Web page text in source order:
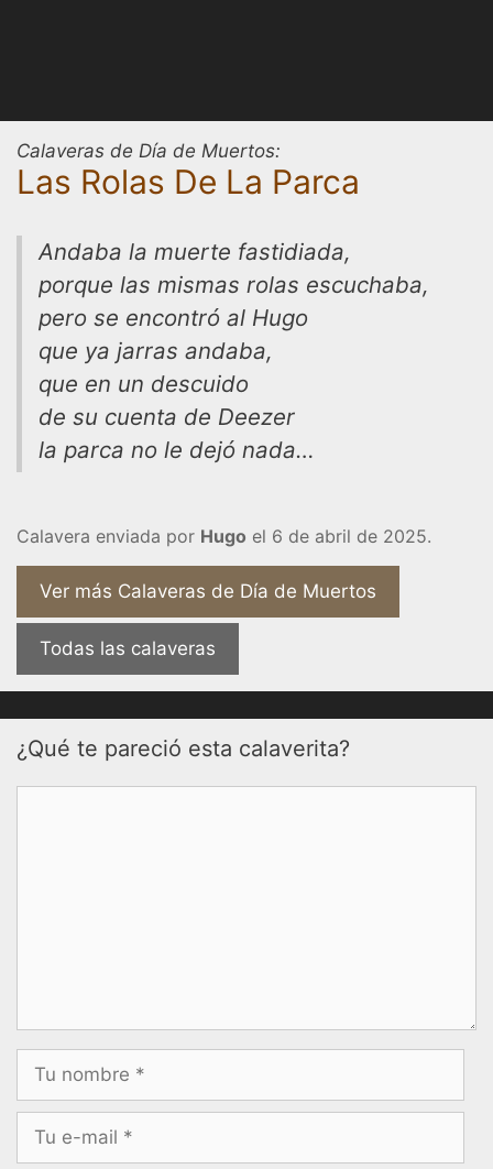
Calaveras de Día de Muertos:
Las Rolas De La Parca
Andaba la muerte fastidiada,
porque las mismas rolas escuchaba,
pero se encontró al Hugo
que ya jarras andaba,
que en un descuido
de su cuenta de Deezer
la parca no le dejó nada…
Calavera enviada por Hugo el 6 de abril de 2025.
Ver más Calaveras de Día de Muertos
Todas las calaveras
¿Qué te pareció esta calaverita?
electrónico